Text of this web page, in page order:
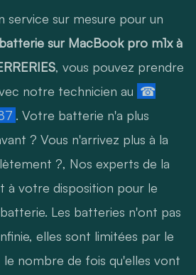
service sur mesure pour un
sur MacBook pro m1x à
, vous pouvez prendre
notre technicien au ☎
. Votre batterie n'a plus
? Vous n'arrivez plus à la
?, Nos experts de la
à votre disposition pour le
Les batteries n'ont pas
elles sont limitées par le
nombre de fois qu'elles vont